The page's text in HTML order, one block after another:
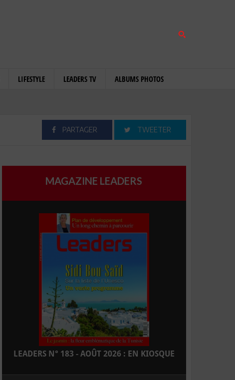
LIFESTYLE LEADERS TV ALBUMS PHOTOS
PARTAGER TWEETER
MAGAZINE LEADERS
LEADERS N° 183 - AOÛT 2026 : EN KIOSQUE